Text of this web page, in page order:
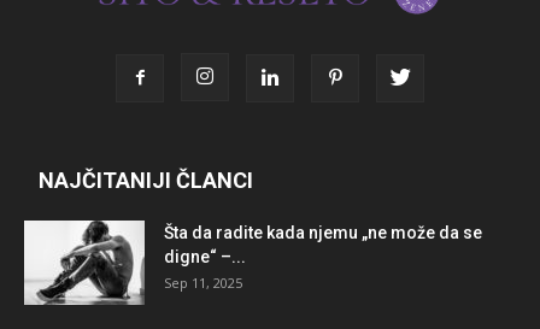
NAJČITANIJI ČLANCI
Šta da radite kada njemu „ne može da se
digne“ –...
Sep 11, 2025